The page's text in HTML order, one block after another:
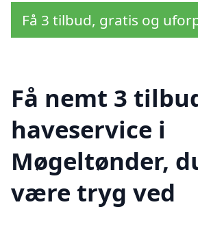
Få 3 tilbud, gratis og
Få nemt 3
haveservice i
Møgeltønder,
være tryg ved